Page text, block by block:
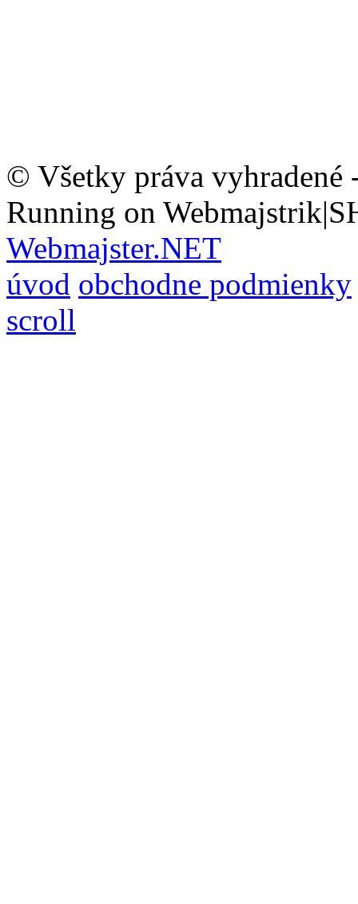
© Všetky práva vyhradené
Running on
Webmajster.NET
úvod obchodne podmienky
scroll